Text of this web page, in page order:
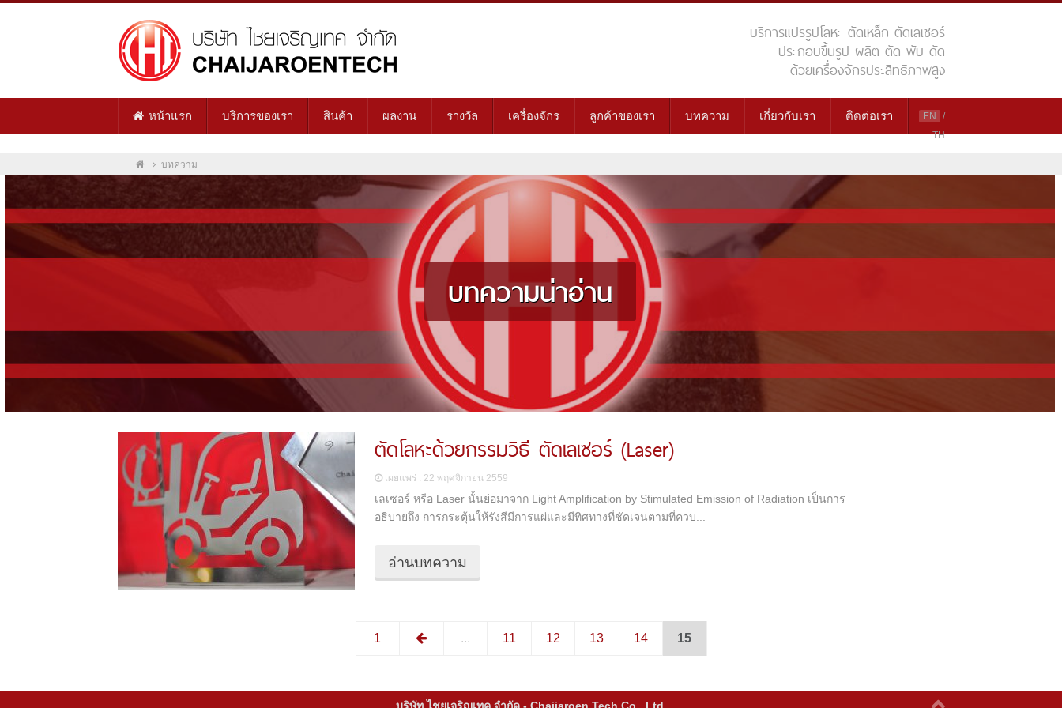
บริการแปรรูปโลหะ ตัดเหล็ก ตัดเลเซอร์
ประกอบขึ้นรูป ผลิต ตัด พับ ดัด
ด้วยเครื่องจักรประสิทธิภาพสูง
หน้าแรก บริการของเรา สินค้า ผลงาน รางวัล เครื่องจักร ลูกค้าของเรา บทความ เกี่ยวกับเรา ติดต่อเรา EN
/
TH
บทความ
บทความน่าอ่าน
ตัดโลหะด้วยกรรมวิธี ตัดเลเซอร์ (Laser)
เผยแพร่ : 22 พฤศจิกายน 2559
เลเซอร์ หรือ Laser นั้นย่อมาจาก Light Amplification by Stimulated Emission of Radiation เป็นการ
อธิบายถึง การกระตุ้นให้รังสีมีการแผ่และมีทิศทางที่ชัดเจนตามที่ควบ...
อ่านบทความ
1 ... 11 12 13 14 15